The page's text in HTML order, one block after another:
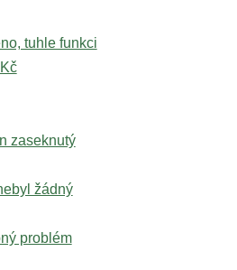
tuhle funkci
zaseknutý
žádný
problém